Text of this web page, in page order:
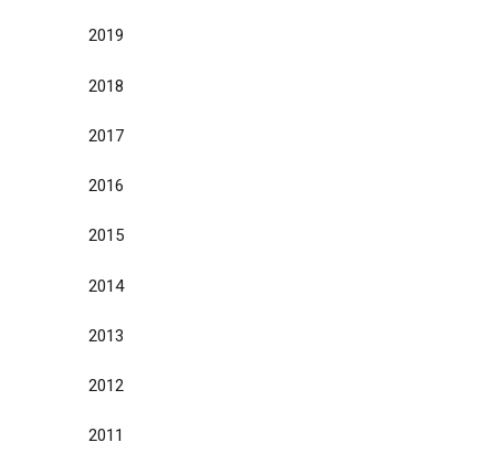
2019
2018
2017
2016
2015
2014
2013
2012
2011